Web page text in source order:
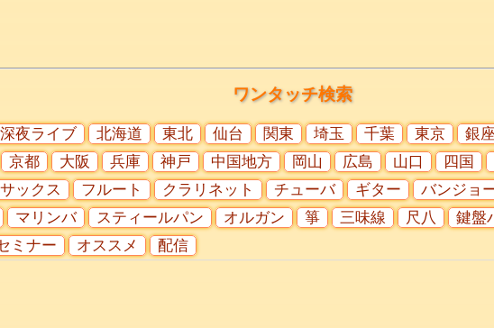
ワンタッチ検索
深夜ライブ 北海道 東北 仙台 関東 埼玉 千葉 東京
銀
京都 大阪 兵庫 神戸 中国地方 岡山 広島 山口
四国
サックス フルート クラリネット チューバ ギター
バンジョ
マリンバ スティールパン オルガン 箏 三味線 尺八
鍵盤
ミナー オススメ 配信